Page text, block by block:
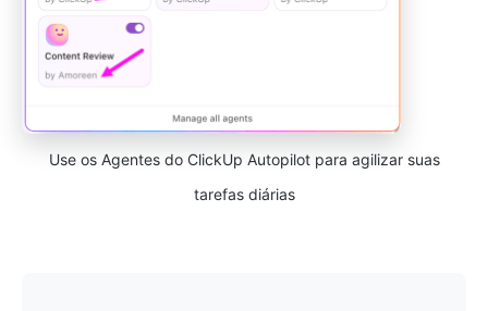
Use os Agentes do ClickUp Autopilot para agilizar suas
tarefas diárias